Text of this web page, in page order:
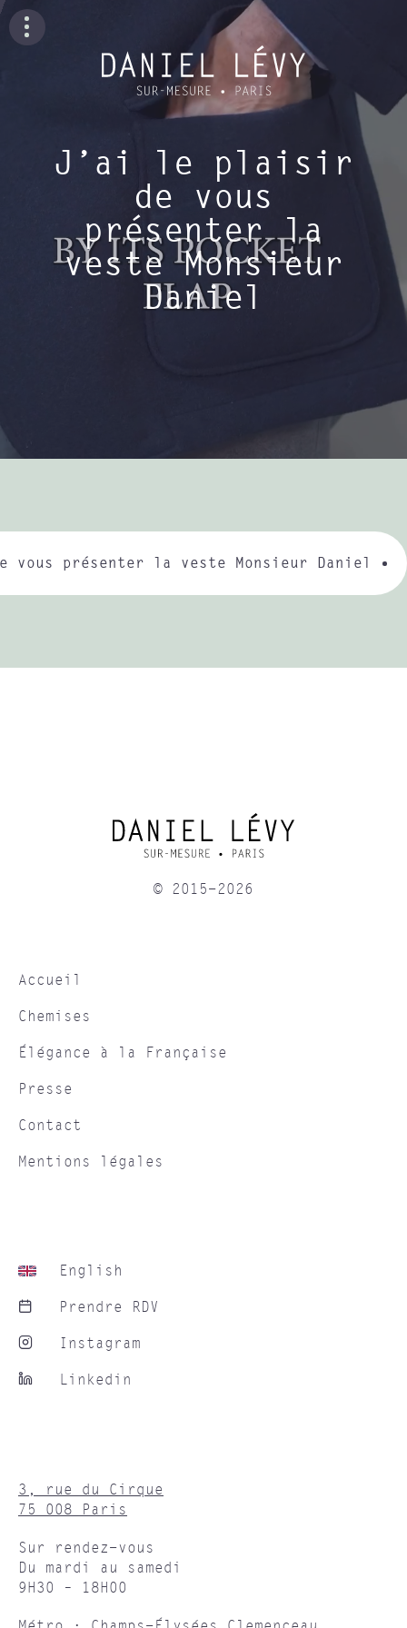
J’ai le plaisir
de vous
présenter la
veste Monsieur
Daniel
présenter la veste Monsieur Daniel
© 2015-2026
Accueil
Chemises
Élégance à la Française
Presse
Contact
Mentions légales
English
Prendre RDV
Instagram
Linkedin
3, rue du Cirque
75 008 Paris
Sur rendez-vous
Du mardi au samedi
9H30 – 18H00